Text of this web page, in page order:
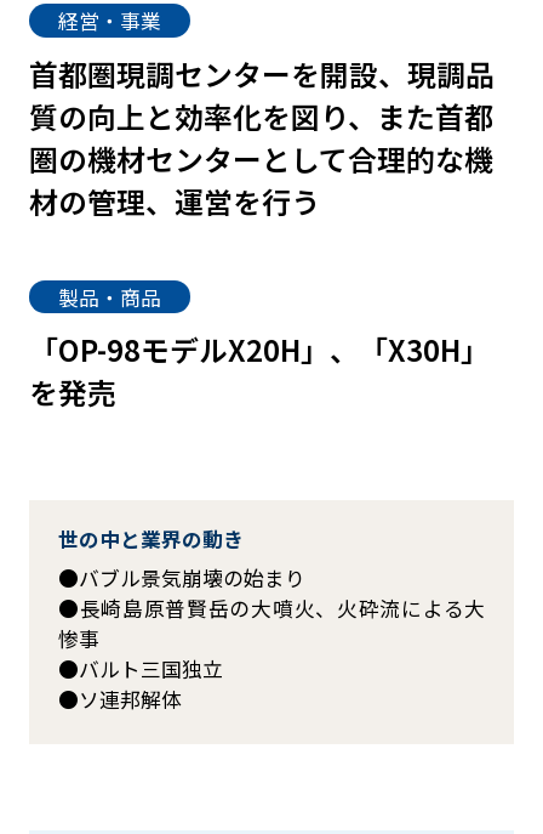
経営・事業
首都圏現調センターを開設、現調品
質の向上と効率化を図り、また首都
圏の機材センターとして合理的な機
材の管理、運営を行う
製品・商品
「OP-98モデルX20H」、「X30H」
を発売
世の中と業界の動き
バブル景気崩壊の始まり
長崎島原普賢岳の大噴火、火砕流による大
惨事
バルト三国独立
ソ連邦解体